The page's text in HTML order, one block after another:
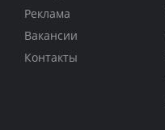
Реклама
Вакансии
Контакты